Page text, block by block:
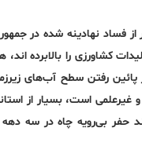
فساد نهادینه شده در
کشاورزی را بالابرده اند،
پائین رفتن سطح آب‌های
است، بسیار از
حفر بی‌رویه چاه در سه